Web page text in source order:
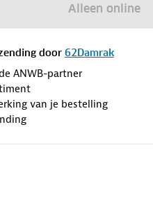
Alleen online
door 62Damrak
ANWB-partner
van je bestelling